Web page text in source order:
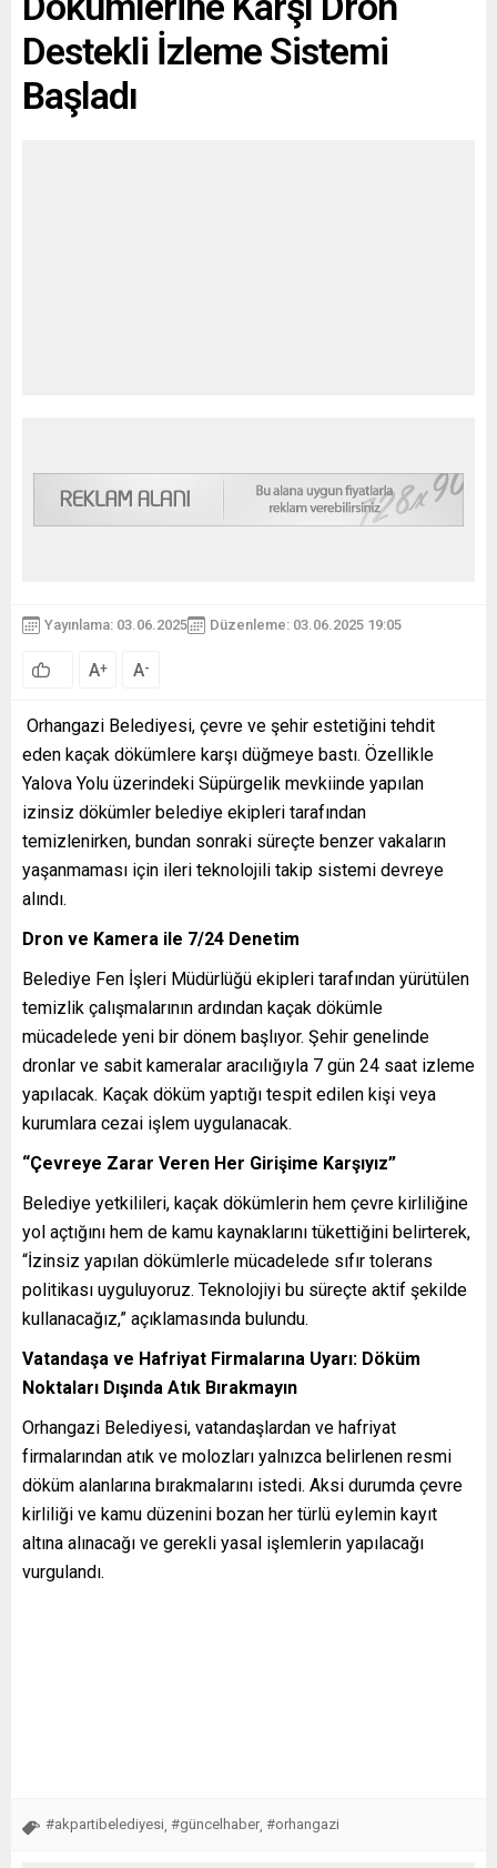
Destekli İzleme Sistemi
Başladı
Yayınlama: 03.06.2025 Düzenleme: 03.06.2025 19:05
A+ A-
Orhangazi Belediyesi, çevre ve şehir estetiğini tehdit
eden kaçak dökümlere karşı düğmeye bastı. Özellikle
Yalova Yolu üzerindeki Süpürgelik mevkiinde yapılan
izinsiz dökümler belediye ekipleri tarafından
temizlenirken, bundan sonraki süreçte benzer vakaların
yaşanmaması için ileri teknolojili takip sistemi devreye
alındı.
Dron ve Kamera ile 7/24 Denetim
Belediye Fen İşleri Müdürlüğü ekipleri tarafından yürütülen
temizlik çalışmalarının ardından kaçak dökümle
mücadelede yeni bir dönem başlıyor. Şehir genelinde
dronlar ve sabit kameralar aracılığıyla 7 gün 24 saat izleme
yapılacak. Kaçak döküm yaptığı tespit edilen kişi veya
kurumlara cezai işlem uygulanacak.
“Çevreye Zarar Veren Her Girişime Karşıyız”
Belediye yetkilileri, kaçak dökümlerin hem çevre kirliliğine
yol açtığını hem de kamu kaynaklarını tükettiğini belirterek,
“İzinsiz yapılan dökümlerle mücadelede sıfır tolerans
politikası uyguluyoruz. Teknolojiyi bu süreçte aktif şekilde
kullanacağız,” açıklamasında bulundu.
Vatandaşa ve Hafriyat Firmalarına Uyarı: Döküm
Noktaları Dışında Atık Bırakmayın
Orhangazi Belediyesi, vatandaşlardan ve hafriyat
firmalarından atık ve molozları yalnızca belirlenen resmi
döküm alanlarına bırakmalarını istedi. Aksi durumda çevre
kirliliği ve kamu düzenini bozan her türlü eylemin kayıt
altına alınacağı ve gerekli yasal işlemlerin yapılacağı
vurgulandı.
#akpartibelediyesi #güncelhaber #orhangazi